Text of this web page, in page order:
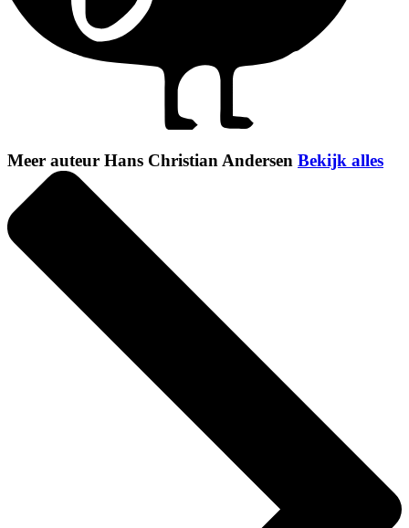
Meer auteur Hans Christian Andersen Bekijk alles